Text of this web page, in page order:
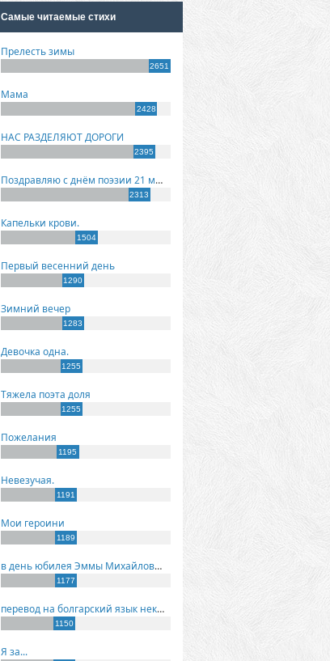
Самые читаемые стихи
Прелесть зимы
2651
Мама
2428
НАС РАЗДЕЛЯЮТ ДОРОГИ
2395
Поздравляю с днём поэзии 21 марта!
2313
Капельки крови.
1504
Первый весенний день
1290
Зимний вечер
1283
Девочка одна.
1255
Тяжела поэта доля
1255
Пожелания
1195
Невезучая.
1191
Мои героини
1189
в день юбилея Эммы Михайловны Киселевой
1177
перевод на болгарский язык некоторых моих стихов
1150
Я за...